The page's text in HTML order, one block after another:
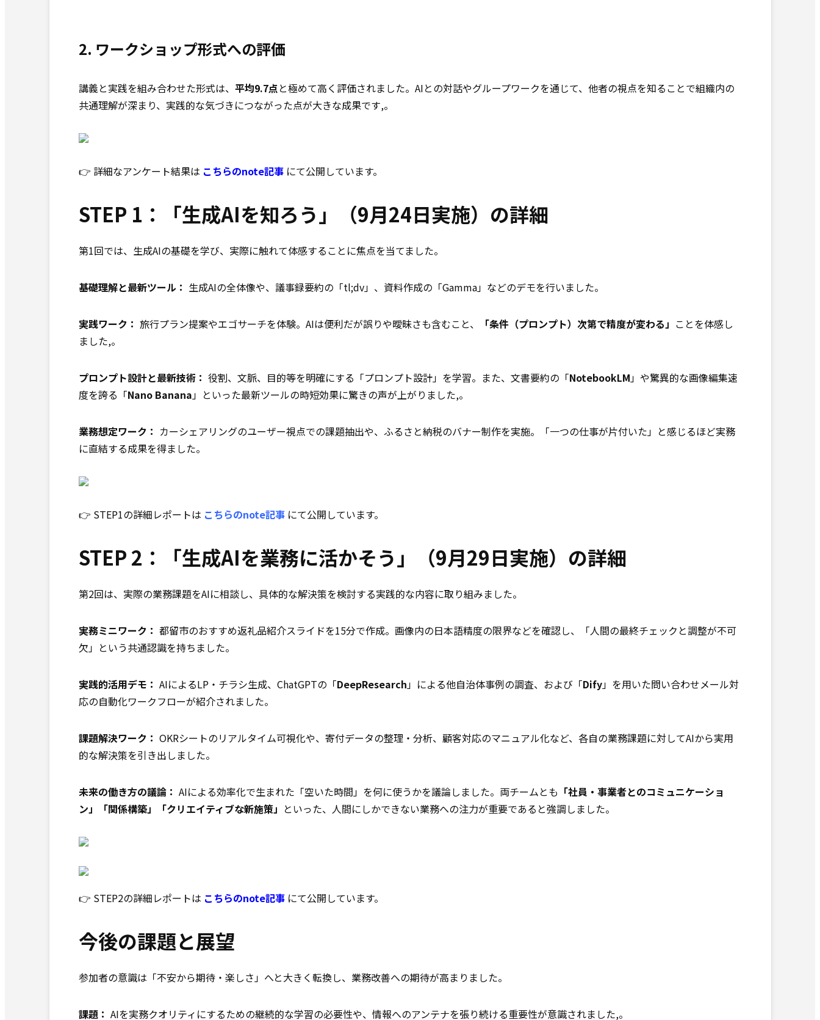
2. ワークショップ形式への評価
講義と実践を組み合わせた形式は、 平均9.7点 と極めて高く評価されました。AIとの対話やグループワークを通じて、他者の視点を知ることで組織内の
共通理解が深まり、実践的な気づきにつながった点が大きな成果です,。
👉 詳細なアンケート結果は こちらのnote記事にて公開しています。
STEP 1：「生成AIを知ろう」（9月24日実施）の詳細
第1回では、生成AIの基礎を学び、実際に触れて体感することに焦点を当てました。
基礎理解と最新ツール： 生成AIの全体像や、議事録要約の「tl;dv」、資料作成の「Gamma」などのデモを行いました。
実践ワーク： 旅行プラン提案やエゴサーチを体験。AIは便利だが誤りや曖昧さも含むこと、 「条件（プロンプト）次第で精度が変わる」 ことを体感し
ました,。
プロンプト設計と最新技術： 役割、文脈、目的等を明確にする「プロンプト設計」を学習。また、文書要約の「NotebookLM 」や驚異的な画像編集速
度を誇る「Nano Banana 」といった最新ツールの時短効果に驚きの声が上がりました,。
業務想定ワーク： カーシェアリングのユーザー視点での課題抽出や、ふるさと納税のバナー制作を実施。「一つの仕事が片付いた」と感じるほど実務
に直結する成果を得ました。
👉 STEP1の詳細レポートは こちらのnote記事にて公開しています。
STEP 2：「生成AIを業務に活かそう」（9月29日実施）の詳細
第2回は、実際の業務課題をAIに相談し、具体的な解決策を検討する実践的な内容に取り組みました。
実務ミニワーク： 都留市のおすすめ返礼品紹介スライドを15分で作成。画像内の日本語精度の限界などを確認し、「人間の最終チェックと調整が不可
欠」という共通認識を持ちました。
実践的活用デモ： AIによるLP・チラシ生成、ChatGPTの「DeepResearch 」による他自治体事例の調査、および「Dify」を用いた問い合わせメール対
応の自動化ワークフローが紹介されました。
課題解決ワーク： OKRシートのリアルタイム可視化や、寄付データの整理・分析、顧客対応のマニュアル化など、各自の業務課題に対してAIから実用
的な解決策を引き出しました。
未来の働き方の議論： AIによる効率化で生まれた「空いた時間」を何に使うかを議論しました。両チームとも 「社員・事業者とのコミュニケーショ
ン」「関係構築」「クリエイティブな新施策」 といった、人間にしかできない業務への注力が重要であると強調しました。
👉 STEP2の詳細レポートは こちらのnote記事にて公開しています。
今後の課題と展望
参加者の意識は「不安から期待・楽しさ」へと大きく転換し、業務改善への期待が高まりました。
課題： AIを実務クオリティにするための継続的な学習の必要性や、情報へのアンテナを張り続ける重要性が意識されました,。